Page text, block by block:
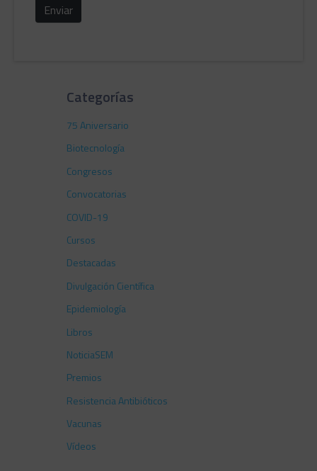
Enviar
Categorías
75 Aniversario
Biotecnología
Congresos
Convocatorias
COVID-19
Cursos
Destacadas
Divulgación Científica
Epidemiología
Libros
NoticiaSEM
Premios
Resistencia Antibióticos
Vacunas
Vídeos